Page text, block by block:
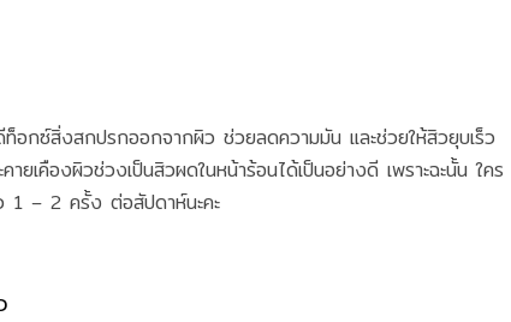
อกซ์สิ่งสกปรกออกจากผิว ช่วยลดความมัน และช่วยให้สิวยุบเร็ว
เคืองผิวช่วงเป็นสิวผดในหน้าร้อนได้เป็นอย่างดี เพราะฉะนั้น ใคร
1 – 2 ครั้ง ต่อสัปดาห์นะคะ